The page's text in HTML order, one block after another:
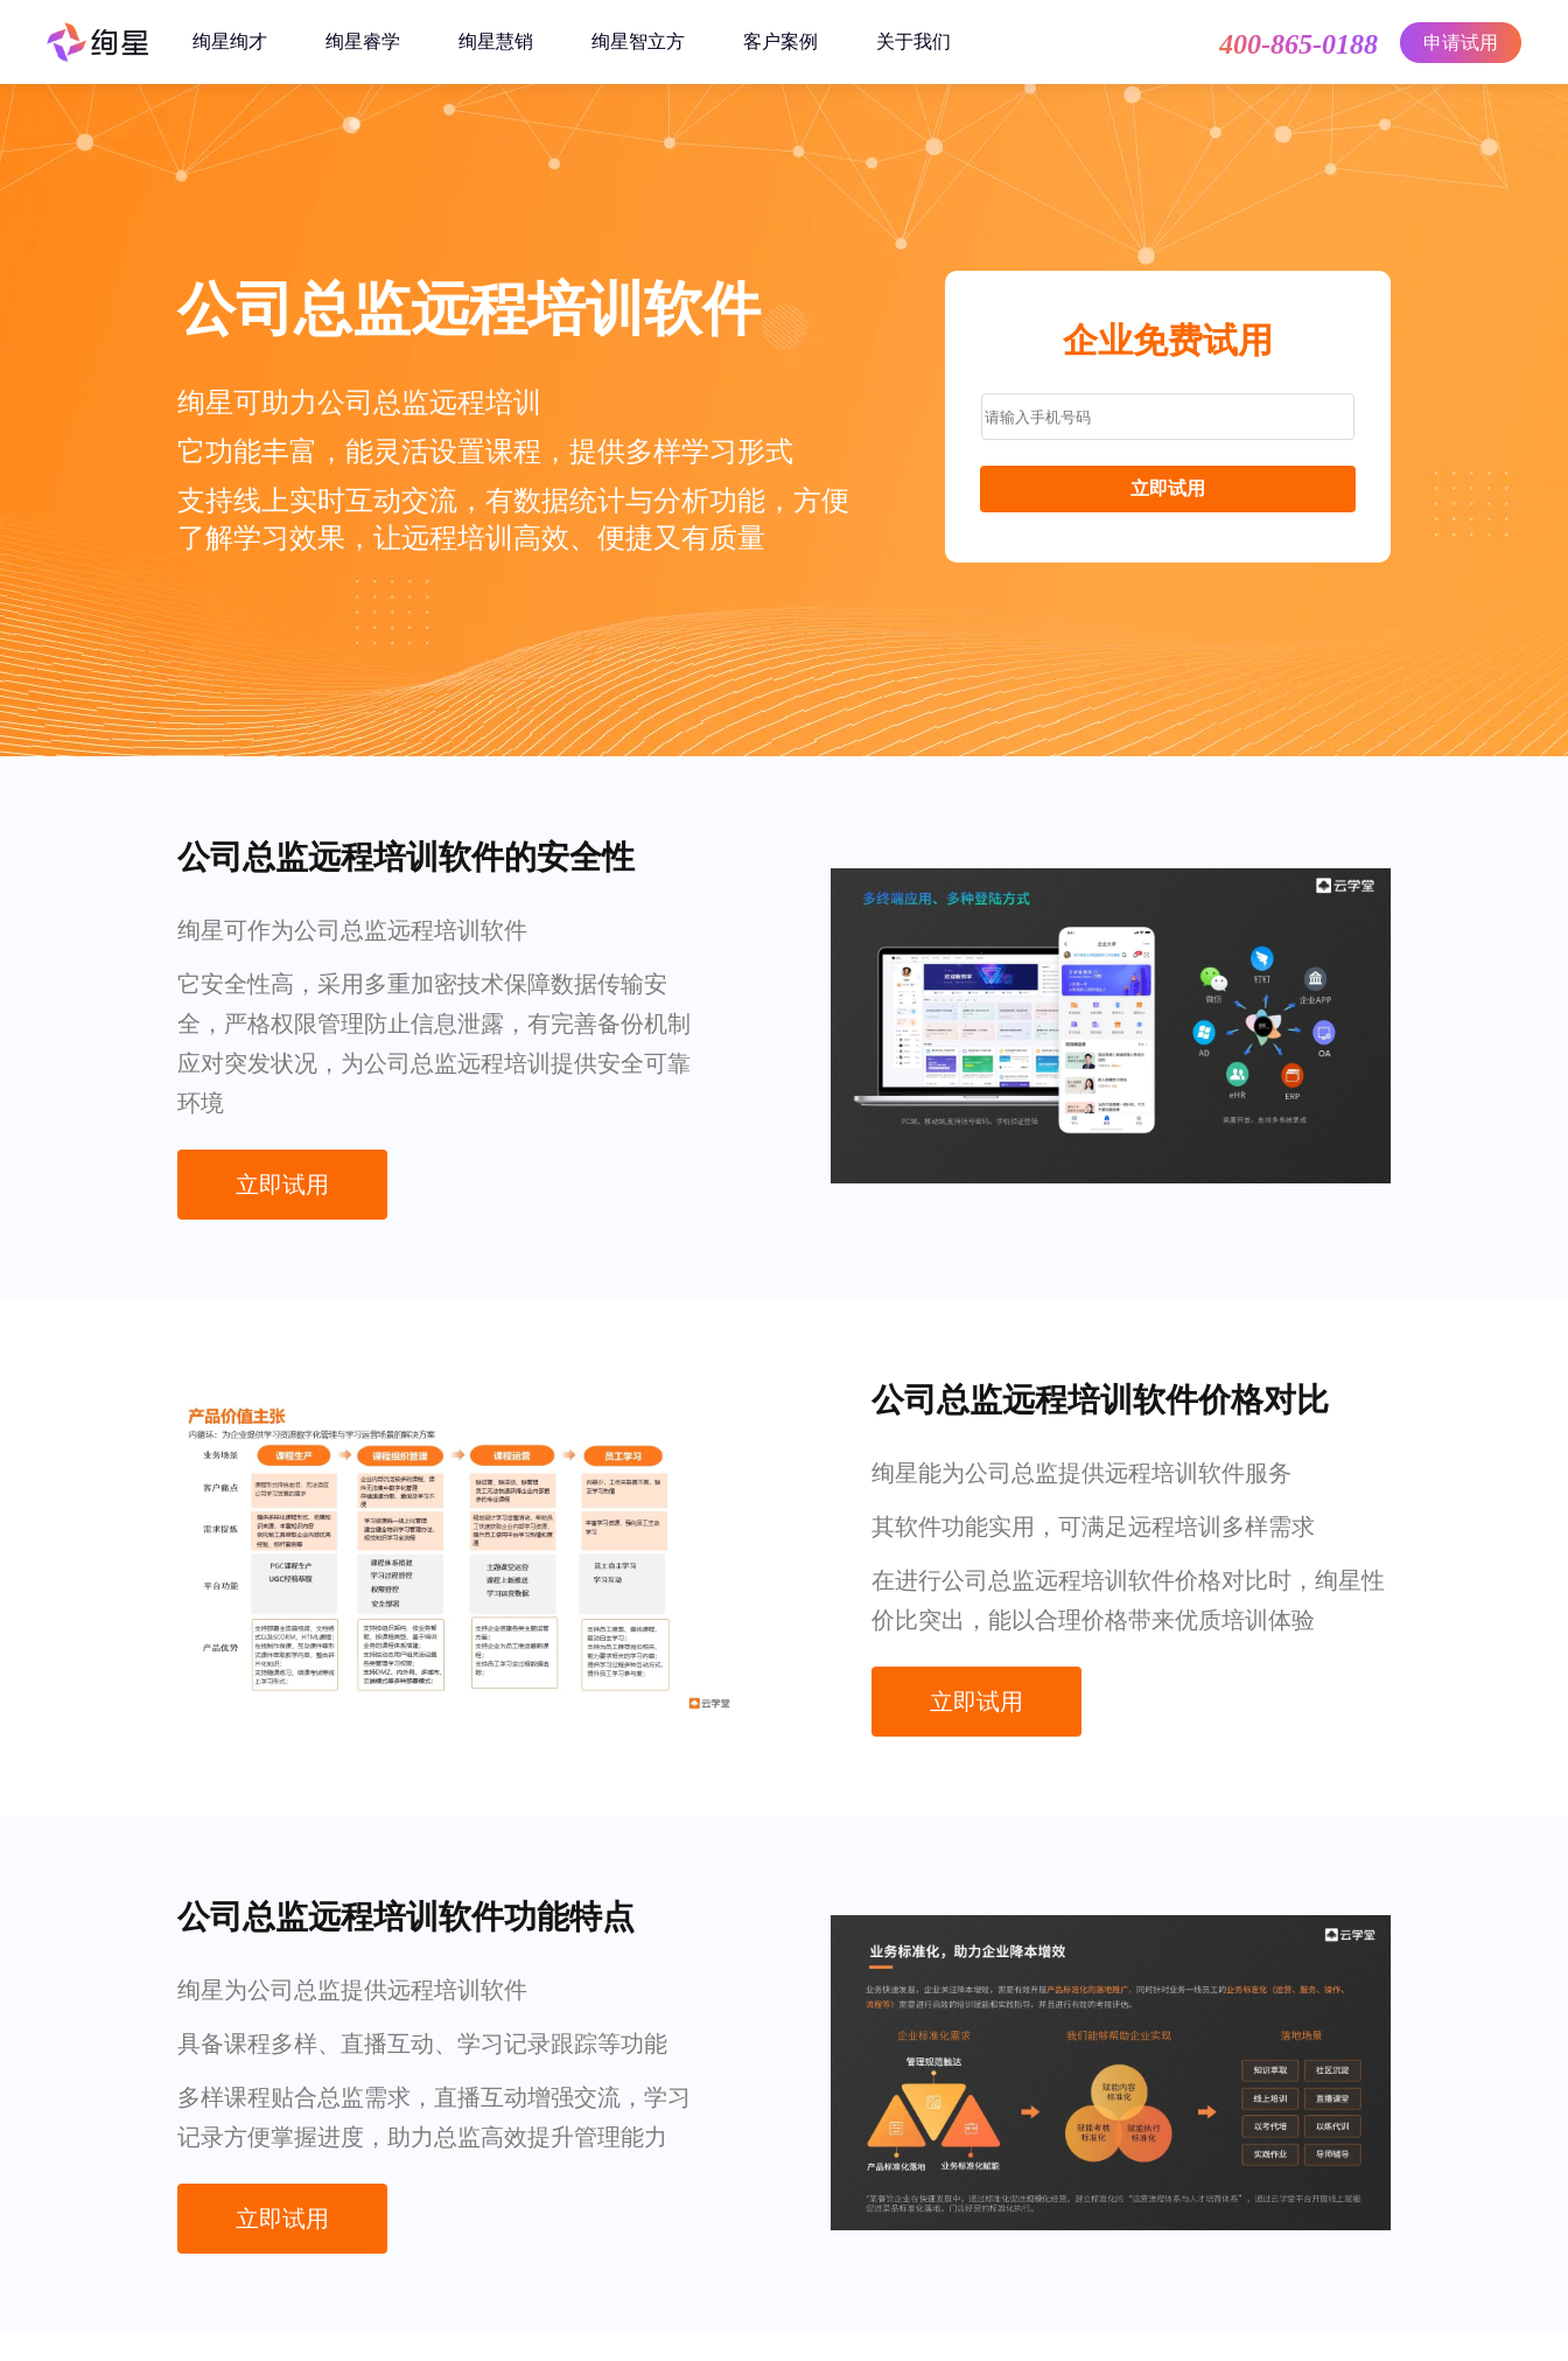
绚星绚才 绚星睿学 绚星慧销 绚星智立方 客户案例 关于我们 400-865-0188 申请试用
公司总监远程培训软件
绚星可助力公司总监远程培训
它功能丰富，能灵活设置课程，提供多样学习形式
支持线上实时互动交流，有数据统计与分析功能，方便
了解学习效果，让远程培训高效、便捷又有质量
企业免费试用
立即试用
公司总监远程培训软件的安全性
绚星可作为公司总监远程培训软件
它安全性高，采用多重加密技术保障数据传输安
全，严格权限管理防止信息泄露，有完善备份机制
应对突发状况，为公司总监远程培训提供安全可靠
环境
立即试用
公司总监远程培训软件价格对比
绚星能为公司总监提供远程培训软件服务
其软件功能实用，可满足远程培训多样需求
在进行公司总监远程培训软件价格对比时，绚星性
价比突出，能以合理价格带来优质培训体验
立即试用
公司总监远程培训软件功能特点
绚星为公司总监提供远程培训软件
具备课程多样、直播互动、学习记录跟踪等功能
多样课程贴合总监需求，直播互动增强交流，学习
记录方便掌握进度，助力总监高效提升管理能力
立即试用